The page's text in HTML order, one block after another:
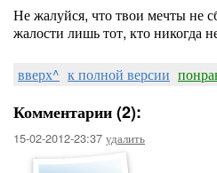
Не жалуйся, что твои мечты не
жалости лишь тот, кто никогда
вверх^ к полной версии
Комментарии (2):
15-02-2012-23:37 удалить